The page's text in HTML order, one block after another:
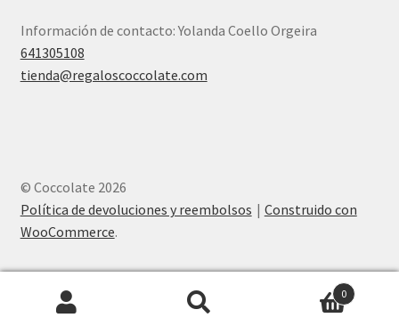
Información de contacto: Yolanda Coello Orgeira
641305108
tienda@regaloscoccolate.com
© Coccolate 2026
Política de devoluciones y reembolsos
Construido con
WooCommerce.
0